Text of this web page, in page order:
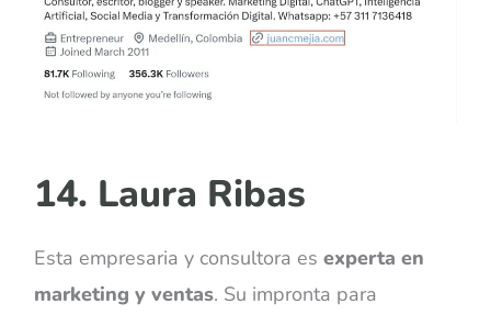
14. Laura Ribas
Esta empresaria y consultora esexperta en
marketing y ventas. Su impronta para